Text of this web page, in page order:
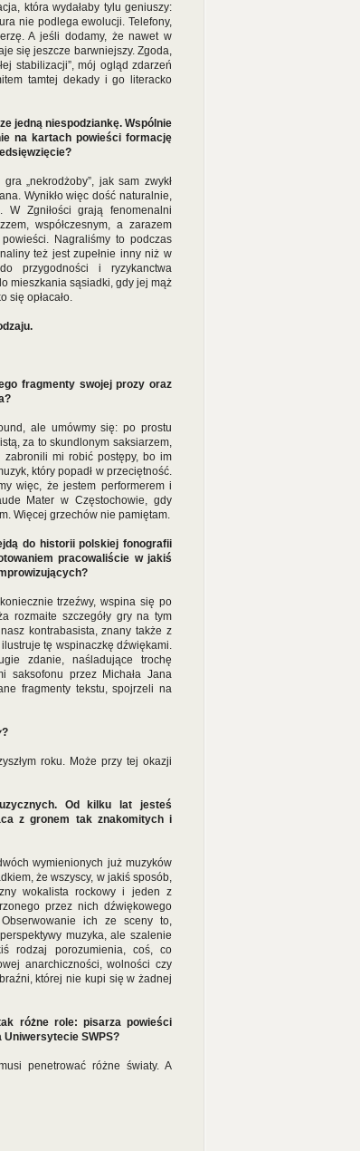
która wydałaby tylu geniuszy:
nie podlega ewolucji. Telefony,
A jeśli dodamy, że nawet w
się jeszcze barwniejszy. Zgoda,
stabilizacji”, mój ogląd zdarzeń
tamtej dekady i go literacko
jedną niespodziankę. Wspólnie
na kartach powieści formację
„nekrodżoby”, jak sam zwykł
Wynikło więc dość naturalnie,
Zgniłości grają fenomenalni
współczesnym, a zarazem
Nagraliśmy to podczas
też jest zupełnie inny niż w
przygodności i ryzykanctwa
mieszkania sąsiadki, gdy jej mąż
się opłacało.
fragmenty swojej prozy oraz
ale umówmy się: po prostu
za to skundlonym saksiarzem,
zabronili mi robić postępy, bo im
który popadł w przeciętność.
więc, że jestem performerem i
Mater w Częstochowie, gdy
Więcej grzechów nie pamiętam.
do historii polskiej fonografii
pracowaliście w jakiś
trzeźwy, wspina się po
rozmaite szczegóły gry na tym
kontrabasista, znany także z
tę wspinaczkę dźwiękami.
zdanie, naśladujące trochę
saksofonu przez Michała Jana
fragmenty tekstu, spojrzeli na
?
roku. Może przy tej okazji
Od kilku lat jesteś
z gronem tak znakomitych i
wymienionych już muzyków
że wszyscy, w jakiś sposób,
wokalista rockowy i jeden z
przez nich dźwiękowego
ich ze sceny to,
muzyka, ale szalenie
rodzaj porozumienia, coś, co
anarchiczności, wolności czy
której nie kupi się w żadnej
różne role: pisarza powieści
SWPS?
penetrować różne światy. A